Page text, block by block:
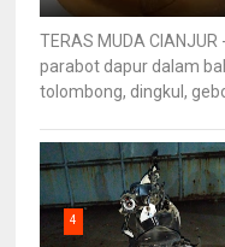
TERAS MUDA
parabot dapur dalam
tolombong, dingkul,
4